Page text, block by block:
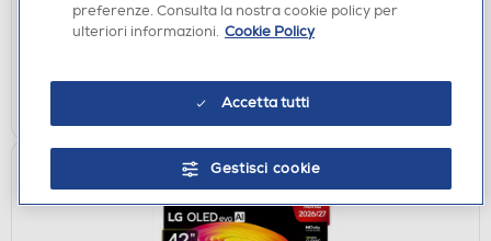
Acquisto online: disponibile
verifica
AGGIUNGI
preferenze. Consulta la nostra cookie policy per
ulteriori informazioni. Cookie Policy
Accetta tutti
Gestisci cookie